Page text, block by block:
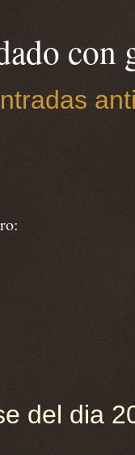
con
del dia